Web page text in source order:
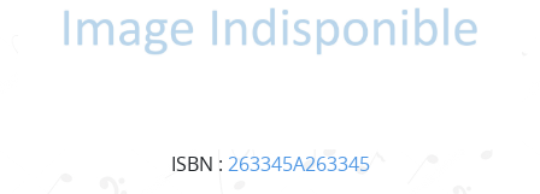
ISBN : 263345A263345